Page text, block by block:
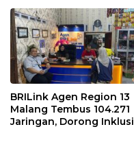
Bahan Baku Utama
Kedelai
BRILink Agen Region 13
Malang Tembus 104.271
Jaringan, Dorong Inklusi